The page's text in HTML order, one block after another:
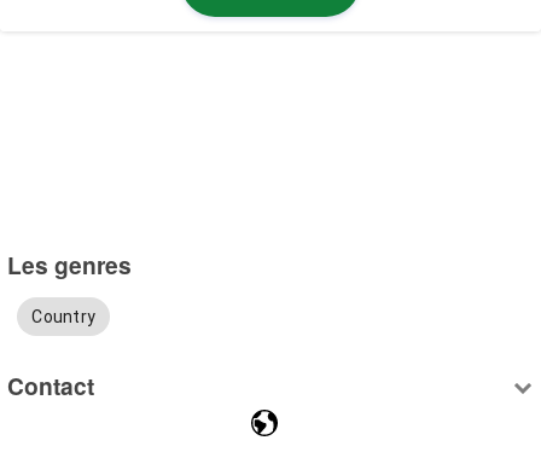
Les genres
Country
Contact